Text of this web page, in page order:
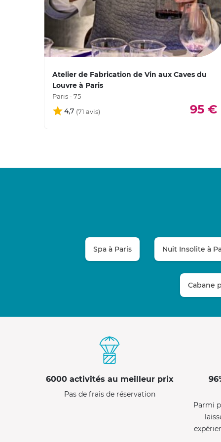
Atelier de Fabrication de Vin aux Caves du
Louvre à Paris
Paris - 75
4,7 95 €
Spa à Paris Nuit Insolite à
Cabane
6000 activités au meilleur prix
Pas de frais de réservation
Parmi